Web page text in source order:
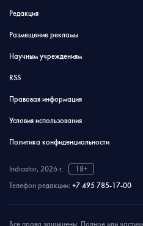
Редакция
Размещение рекламы
Научным учреждениям
RSS
Правовая информация
Условия использования
Политика конфиденциальности
Indicator, 2026 г.
18+
Телефон редакции: +7 495 785-17-00
Все права защищены. Полное или